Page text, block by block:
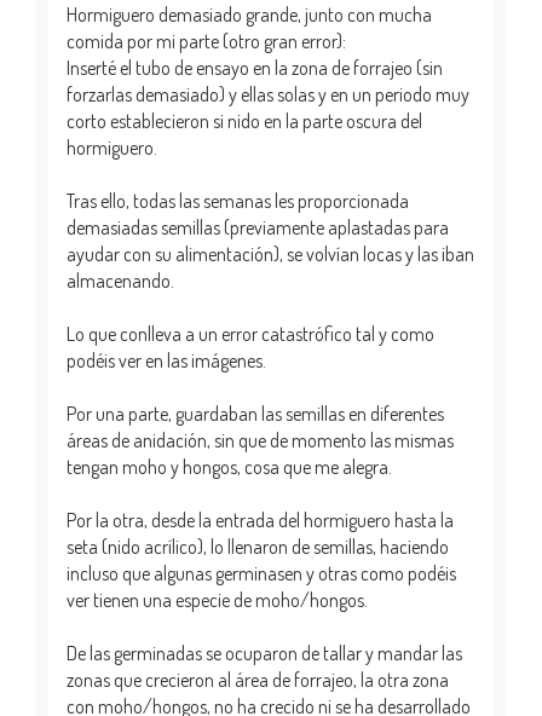
Hormiguero demasiado grande, junto con mucha
comida por mi parte (otro gran error):
Inserté el tubo de ensayo en la zona de forrajeo (sin
forzarlas demasiado) y ellas solas y en un periodo muy
corto establecieron si nido en la parte oscura del
hormiguero.
Tras ello, todas las semanas les proporcionada
demasiadas semillas (previamente aplastadas para
ayudar con su alimentación), se volvían locas y las iban
almacenando.
Lo que conlleva a un error catastrófico tal y como
podéis ver en las imágenes.
Por una parte, guardaban las semillas en diferentes
áreas de anidación, sin que de momento las mismas
tengan moho y hongos, cosa que me alegra.
Por la otra, desde la entrada del hormiguero hasta la
seta (nido acrílico), lo llenaron de semillas, haciendo
incluso que algunas germinasen y otras como podéis
ver tienen una especie de moho/hongos.
De las germinadas se ocuparon de tallar y mandar las
zonas que crecieron al área de forrajeo, la otra zona
con moho/hongos, no ha crecido ni se ha desarrollado